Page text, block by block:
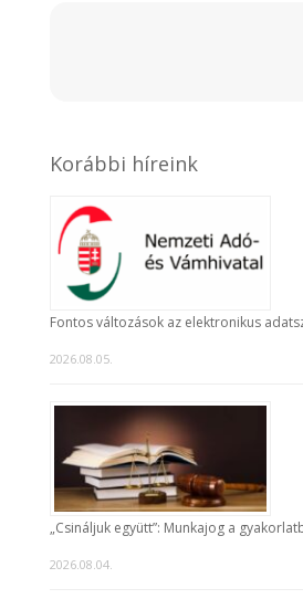
Korábbi híreink
Fontos változások az elektronikus
2026.08.05.
„Csináljuk együtt”: Munkajog a
2026.08.04.